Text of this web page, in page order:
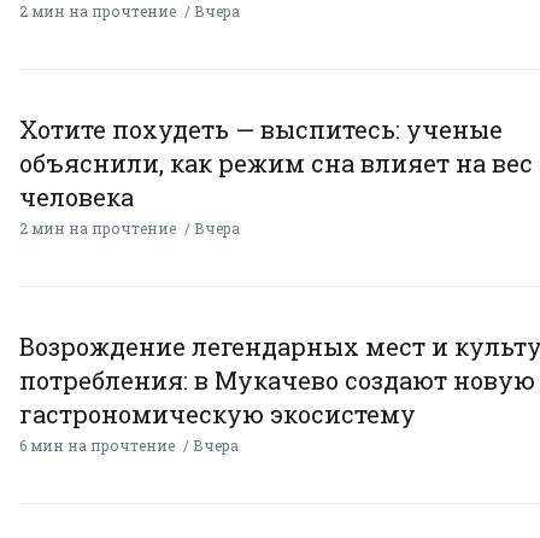
2 мин на прочтение Вчера
Хотите похудеть — выспитесь: ученые
объяснили, как режим сна влияет на вес
человека
2 мин на прочтение Вчера
Возрождение легендарных мест и
потребления: в Мукачево создают новую
гастрономическую экосистему
6 мин на прочтение Вчера